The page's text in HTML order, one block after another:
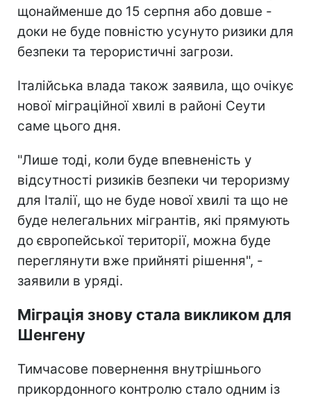
щонайменше до 15 серпня або довше -
доки не буде повністю усунуто ризики для
безпеки та терористичні загрози.
Італійська влада також заявила, що очікує
нової міграційної хвилі в районі Сеути
саме цього дня.
"Лише тоді, коли буде впевненість у
відсутності ризиків безпеки чи тероризму
для Італії, що не буде нової хвилі та що не
буде нелегальних мігрантів, які прямують
до європейської території, можна буде
переглянути вже прийняті рішення", -
заявили в уряді.
Міграція знову стала викликом для
Шенгену
Тимчасове повернення внутрішнього
прикордонного контролю стало одним із